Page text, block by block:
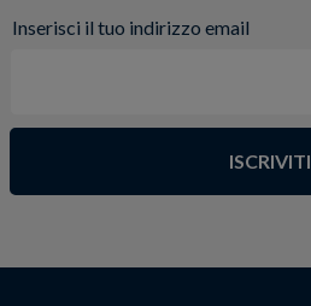
Inserisci il tuo indirizzo email
ISCRIVITI